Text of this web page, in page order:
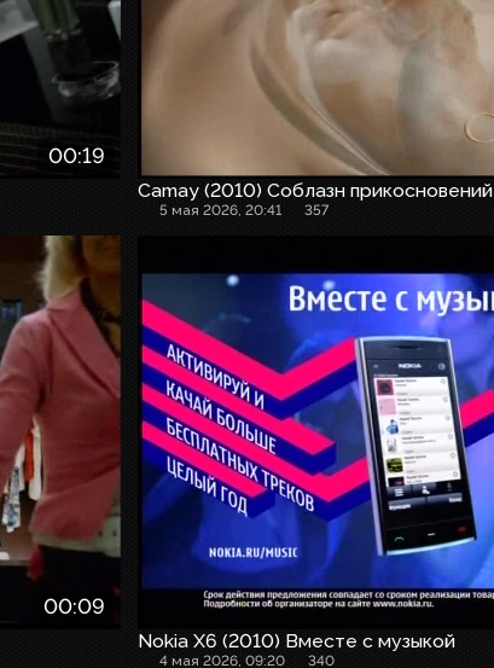
00:19
Camay (2010) Соблазн прикосновений
5 мая 2026, 20:41 357
00:09
Nokia X6 (2010) Вместе с музыкой
4 мая 2026, 09:20 340